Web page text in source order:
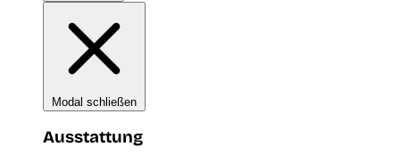
Modal schließen
Ausstattung